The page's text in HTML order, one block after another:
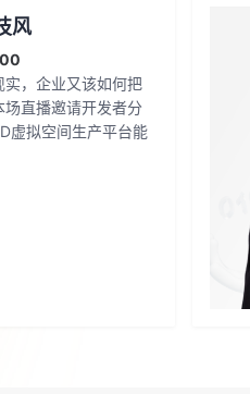
风
，企业又该如何把
直播邀请开发者分
虚拟空间生产平台能